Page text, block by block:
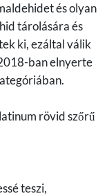
és olyan
tárolására és
ki, ezáltal válik
ban elnyerte
rövid szőrű
teszi,